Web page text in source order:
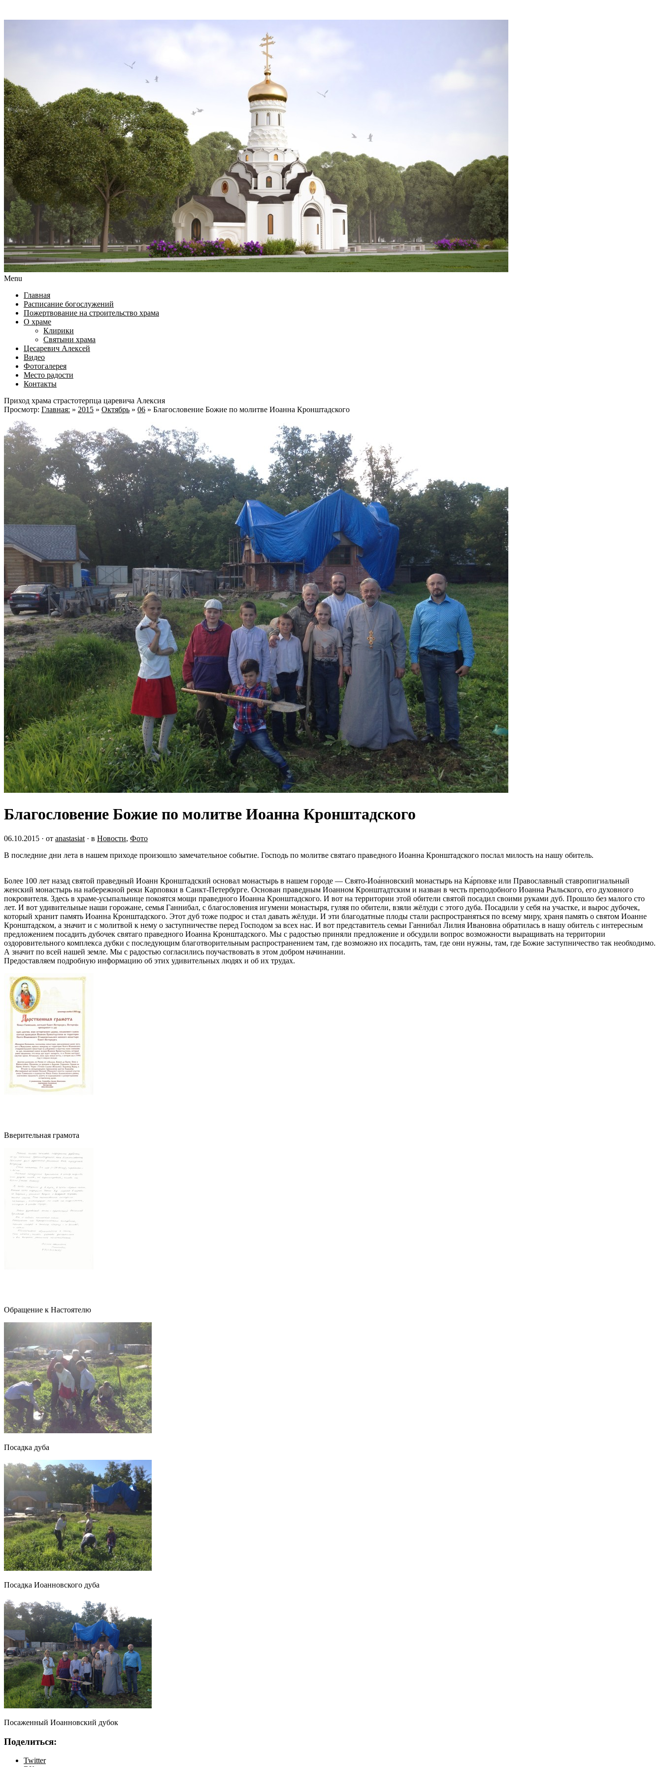
Menu
Главная
Расписание богослужений
Пожертвование на строительство храма
О храме
Клирики
Святыни храма
Цесаревич Алексей
Видео
Фотогалерея
Место радости
Контакты
Приход храма страстотерпца царевича Алексия
Просмотр: Главная: » 2015 » Октябрь » 06 » Благословение Божие по молитве Иоанна Кронштадского
Благословение Божие по молитве Иоанна Кронштадского
06.10.2015 · от anastasiat · в Новости, Фото
В последние дни лета в нашем приходе произошло замечательное событие. Господь по молитве святаго праведного Иоанна Кронштадского послал милость на нашу обитель.
Более 100 лет назад святой праведный Иоанн Кронштадский основал монастырь в нашем городе — Свято-Иоа́нновский монастырь на Ка́рповке или Православный ставропигиальный
женский монастырь на набережной реки Карповки в Санкт-Петербурге. Основан праведным Иоанном Кронштадтским и назван в честь преподобного Иоанна Рыльского, его духовного
покровителя. Здесь в храме-усыпальнице покоятся мощи праведного Иоанна Кронштадского. И вот на территории этой обители святой посадил своими руками дуб. Прошло без малого сто
лет. И вот удивительные наши горожане, семья Ганнибал, с благословения игумени монастыря, гуляя по обители, взяли жёлуди с этого дуба. Посадили у себя на участке, и вырос дубочек,
который хранит память Иоанна Кронштадского. Этот дуб тоже подрос и стал давать жёлуди. И эти благодатные плоды стали распространяться по всему миру, храня память о святом Иоанне
Кронштадском, а значит и с молитвой к нему о заступничестве перед Господом за всех нас. И вот представитель семьи Ганнибал Лилия Ивановна обратилась в нашу обитель с интересным
предложением посадить дубочек святаго праведного Иоанна Кронштадского. Мы с радостью приняли предложение и обсудили вопрос возможности выращивать на территории
оздоровительного комплекса дубки с последующим благотворительным распространением там, где возможно их посадить, там, где они нужны, там, где Божие заступничество так необходимо.
А значит по всей нашей земле. Мы с радостью согласились поучаствовать в этом добром начинании.
Предоставляем подробную информацию об этих удивительных людях и об их трудах.
Вверительная грамота
Обращение к Настоятелю
Посадка дуба
Посадка Иоанновского дуба
Посаженный Иоанновский дубок
Поделиться:
Twitter